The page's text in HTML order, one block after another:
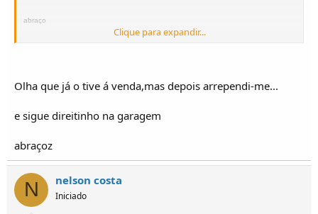
abraço
HJ-03-13
Tenho um Cournil..
Pedro Santos
961268217
Clique para expandir...
Olha que já o tive á venda,mas depois arrependi-me...
e sigue direitinho na garagem
abraçoz
N nelson costa
Iniciado